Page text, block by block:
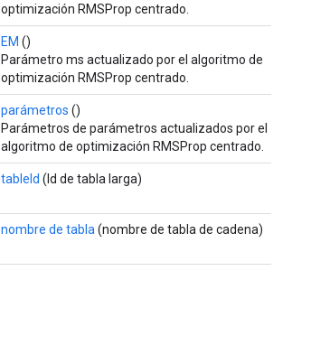
optimización RMSProp centrado.
EM ()
Parámetro ms actualizado por el algoritmo de
optimización RMSProp centrado.
parámetros ()
Parámetros de parámetros actualizados por el
algoritmo de optimización RMSProp centrado.
tableId (Id de tabla larga)
nombre de tabla (nombre de tabla de cadena)